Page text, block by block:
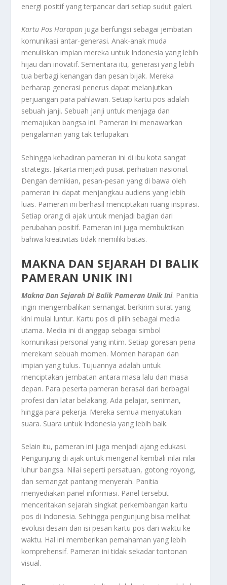
energi positif yang terpancar dari setiap sudut galeri.
Kartu Pos Harapan juga berfungsi sebagai jembatan
komunikasi antar-generasi. Anak-anak muda
menuliskan impian mereka untuk Indonesia yang lebih
hijau dan inovatif. Sementara itu, generasi yang lebih
tua berbagi kenangan dan pesan bijak. Mereka
berharap generasi penerus dapat melanjutkan
perjuangan para pahlawan. Setiap kartu pos adalah
sebuah janji. Sebuah janji untuk menjaga dan
memajukan bangsa ini. Pameran ini menawarkan
pengalaman yang tak terlupakan.
Sehingga kehadiran pameran ini di ibu kota sangat
strategis. Jakarta menjadi pusat perhatian nasional.
Dengan demikian, pesan-pesan yang di bawa oleh
pameran ini dapat menjangkau audiens yang lebih
luas. Pameran ini berhasil menciptakan ruang inspirasi.
Setiap orang di ajak untuk menjadi bagian dari
perubahan positif. Pameran ini juga membuktikan
bahwa kreativitas tidak memiliki batas.
MAKNA DAN SEJARAH DI BALIK
PAMERAN UNIK INI
Makna Dan Sejarah Di Balik Pameran Unik Ini. Panitia
ingin mengembalikan semangat berkirim surat yang
kini mulai luntur. Kartu pos di pilih sebagai media
utama. Media ini di anggap sebagai simbol
komunikasi personal yang intim. Setiap goresan pena
merekam sebuah momen. Momen harapan dan
impian yang tulus. Tujuannya adalah untuk
menciptakan jembatan antara masa lalu dan masa
depan. Para peserta pameran berasal dari berbagai
profesi dan latar belakang. Ada pelajar, seniman,
hingga para pekerja. Mereka semua menyatukan
suara. Suara untuk Indonesia yang lebih baik.
Selain itu, pameran ini juga menjadi ajang edukasi.
Pengunjung di ajak untuk mengenal kembali nilai-nilai
luhur bangsa. Nilai seperti persatuan, gotong royong,
dan semangat pantang menyerah. Panitia
menyediakan panel informasi. Panel tersebut
menceritakan sejarah singkat perkembangan kartu
pos di Indonesia. Sehingga pengunjung bisa melihat
evolusi desain dan isi pesan kartu pos dari waktu ke
waktu. Hal ini memberikan pemahaman yang lebih
komprehensif. Pameran ini tidak sekadar tontonan
visual.